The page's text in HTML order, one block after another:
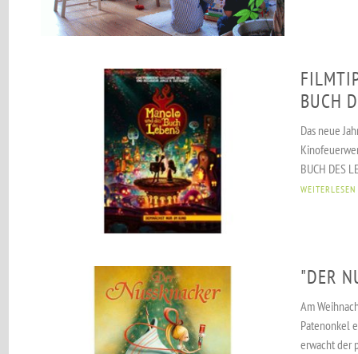
BUCH
Das neue
BUCH DES
WEITERLESEN
"DER
Am
Patenonkel
erwacht der